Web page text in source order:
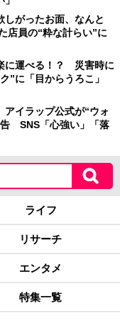
しがったお面、なんと
員の“粋な計らい”に
に運べる！？ 災害時に
”に「目からうろこ」
アイラップ公式が“ウォ
告 SNS「心強い」「落
ライフ
リサーチ
エンタメ
特集一覧